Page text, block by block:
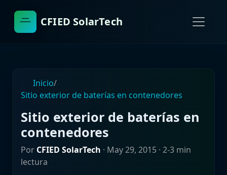
CFIED SolarTech
Inicio/
Sitio exterior de baterías en contenedores
Sitio exterior de baterías en
contenedores
Por CFIED SolarTech · May 29, 2015 · 2-3 min
lectura